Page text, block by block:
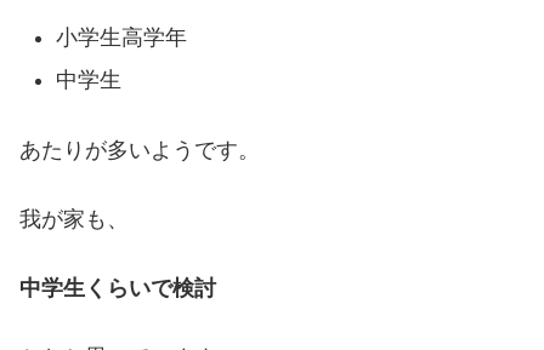
小学生高学年
中学生
あたりが多いようです。
我が家も、
中学生くらいで検討